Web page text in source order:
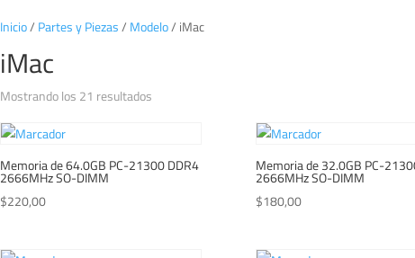
Inicio/ Partes y Piezas/ Modelo/ iMac
iMac
Mostrando los 21 resultadosOrdenado
últimos
Memoria de 64.0GB PC-21300 DDR4
2666MHz SO-DIMM
$220,00
Memoria de 32.0GB PC-
2666MHz SO-DIMM
$180,00